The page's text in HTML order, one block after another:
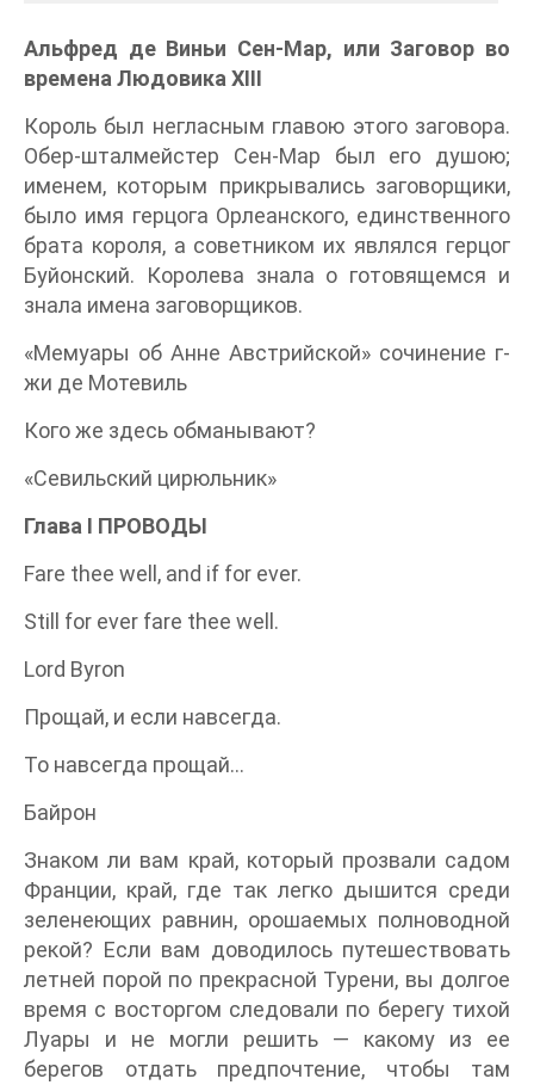
Альфред де Виньи Сен-Map, или Заговор во
времена Людовика XIII
Король был негласным главою этого заговора.
Обер-шталмейстер Сен-Мар был его душою;
именем, которым прикрывались заговорщики,
было имя герцога Орлеанского, единственного
брата короля, а советником их являлся герцог
Буйонский. Королева знала о готовящемся и
знала имена заговорщиков.
«Мемуары об Анне Австрийской» сочинение г-
жи де Мотевиль
Кого же здесь обманывают?
«Севильский цирюльник»
Глава I ПРОВОДЫ
Fare thee well, and if for ever.
Still for ever fare thee well.
Lord Byron
Прощай, и если навсегда.
То навсегда прощай…
Байрон
Знаком ли вам край, который прозвали садом
Франции, край, где так легко дышится среди
зеленеющих равнин, орошаемых полноводной
рекой? Если вам доводилось путешествовать
летней порой по прекрасной Турени, вы долгое
время с восторгом следовали по берегу тихой
Луары и не могли решить — какому из ее
берегов отдать предпочтение, чтобы там